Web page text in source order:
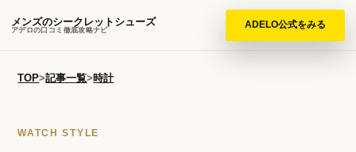
メンズのシークレットシューズ
アデロの口コミ徹底攻略ナビ ADELO公式をみる
TOP>記事一覧>時計
WATCH STYLE